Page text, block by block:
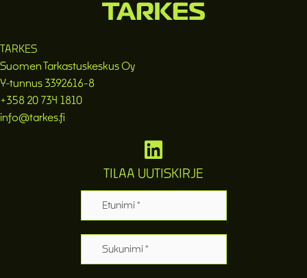
TARKES
Suomen Tarkastuskeskus Oy
Y-tunnus 3392616-8
+358 20 734 1810
info@tarkes.fi
TILAA UUTISKIRJE
Etunimi
Sukunimi